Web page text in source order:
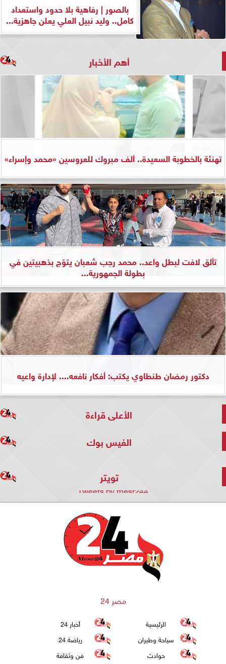
بالصور | رفاهية بلا حدود واستعداد
كامل.. وليد نبيل العلي يعلن جاهزية...
أهم الأخبار
تهنئة بالخطوبة السعيدة.. ألف مبروك للعروسين «محمد وإسراء»
تألق لافت لبطل واعد.. محمد رجب شعبان يتوّج بذهبيتين في
بطولة الجمهورية...
دكتور رمضان طنطاوي يكتب: أفكار نافعه.... لإدارة واعيه
الأعلى قراءة
الفيس بوك
تويتر
Tweets by mesr244
مصر 24
الرئيسية
أخبار 24
سياحة وطيران
رياضة 24
حوادث
فن وثقافة